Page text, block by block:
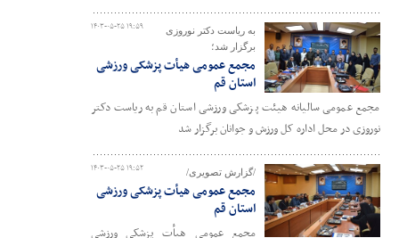
۱۴۰۳-۰۵-۲۵ ۱۹:۵۹
به ریاست دکتر نوروزی
برگزار شد؛
مجمع عمومی هیأت پزشکی ورزشی
استان قم
مجمع عمومی سالیانه هیئت پزشکی ورزشی استان قم به ریاست دکتر
نوروزی در محل اداره کل ورزش و جوانان برگزار شد
۱۴۰۳-۰۵-۲۵ ۱۹:۵۲ /گزارش تصویری/
مجمع عمومی هیأت پزشکی ورزشی
استان قم
مجمع عمومی هیأت پزشکی ورزشی